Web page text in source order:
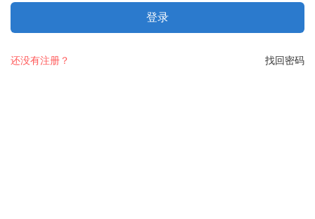
登录
找回密码
还没有注册？